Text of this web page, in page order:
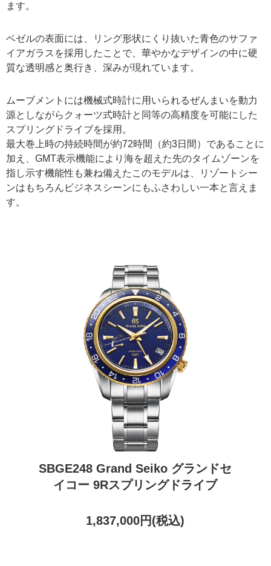
ます。
ベゼルの表面には、リング形状にくり抜いた青色のサファ
イアガラスを採用したことで、華やかなデザインの中に硬
質な透明感と奥行き、深みが現れています。
ムーブメントには機械式時計に用いられるぜんまいを動力
源としながらクォーツ式時計と同等の高精度を可能にした
スプリングドライブを採用。
最大巻上時の持続時間が約72時間（約3日間）であることに
加え、GMT表示機能により海を超えた先のタイムゾーンを
指し示す機能性も兼ね備えたこのモデルは、リゾートシー
ンはもちろんビジネスシーンにもふさわしい一本と言えま
す。
SBGE248 Grand Seiko グランドセ
イコー 9Rスプリングドライブ
1,837,000円(税込)